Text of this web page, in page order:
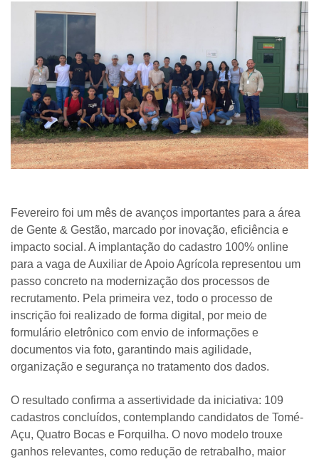
Fevereiro foi um mês de avanços importantes para a área
de Gente & Gestão, marcado por inovação, eficiência e
impacto social. A implantação do cadastro 100% online
para a vaga de Auxiliar de Apoio Agrícola representou um
passo concreto na modernização dos processos de
recrutamento. Pela primeira vez, todo o processo de
inscrição foi realizado de forma digital, por meio de
formulário eletrônico com envio de informações e
documentos via foto, garantindo mais agilidade,
organização e segurança no tratamento dos dados.
O resultado confirma a assertividade da iniciativa: 109
cadastros concluídos, contemplando candidatos de Tomé-
Açu, Quatro Bocas e Forquilha. O novo modelo trouxe
ganhos relevantes, como redução de retrabalho, maior